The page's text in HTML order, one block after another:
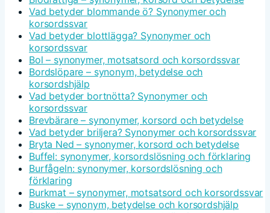
Vad betyder blommande ö? Synonymer och
korsordssvar
Vad betyder blottlägga? Synonymer och
korsordssvar
Bol – synonymer, motsatsord och korsordssvar
Bordslöpare – synonym, betydelse och
korsordshjälp
Vad betyder bortnötta? Synonymer och
korsordssvar
Brevbärare – synonymer, korsord och betydelse
Vad betyder briljera? Synonymer och korsordssvar
Bryta Ned – synonymer, korsord och betydelse
Buffel: synonymer, korsordslösning och förklaring
Burfågeln: synonymer, korsordslösning och
förklaring
Burkmat – synonymer, motsatsord och korsordssvar
Buske – synonym, betydelse och korsordshjälp